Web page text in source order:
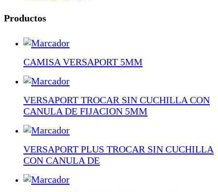
Productos
CAMISA VERSAPORT 5MM
VERSAPORT TROCAR SIN CUCHILLA CON
CANULA DE FIJACION 5MM
VERSAPORT PLUS TROCAR SIN CUCHILLA
CON CANULA DE